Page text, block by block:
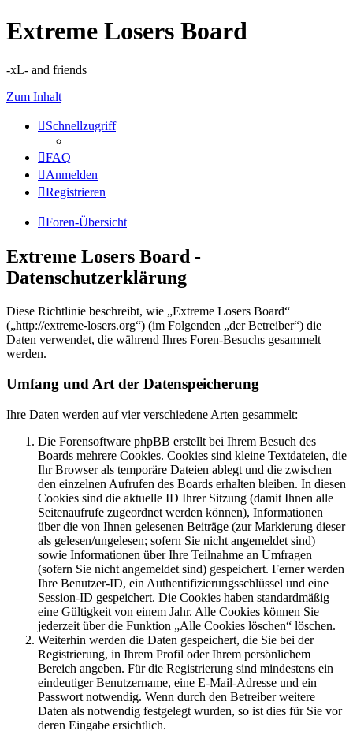
Extreme Losers Board
-xL- and friends
Zum Inhalt
Schnellzugriff
FAQ
Anmelden
Registrieren
Foren-Übersicht
Extreme Losers Board -
Datenschutzerklärung
Diese Richtlinie beschreibt, wie „Extreme Losers Board“
(„http://extreme-losers.org“) (im Folgenden „der Betreiber“) die
Daten verwendet, die während Ihres Foren-Besuchs gesammelt
werden.
Umfang und Art der Datenspeicherung
Ihre Daten werden auf vier verschiedene Arten gesammelt:
Die Forensoftware phpBB erstellt bei Ihrem Besuch des
Boards mehrere Cookies. Cookies sind kleine Textdateien, die
Ihr Browser als temporäre Dateien ablegt und die zwischen
den einzelnen Aufrufen des Boards erhalten bleiben. In diesen
Cookies sind die aktuelle ID Ihrer Sitzung (damit Ihnen alle
Seitenaufrufe zugeordnet werden können), Informationen
über die von Ihnen gelesenen Beiträge (zur Markierung dieser
als gelesen/ungelesen; sofern Sie nicht angemeldet sind)
sowie Informationen über Ihre Teilnahme an Umfragen
(sofern Sie nicht angemeldet sind) gespeichert. Ferner werden
Ihre Benutzer-ID, ein Authentifizierungsschlüssel und eine
Session-ID gespeichert. Die Cookies haben standardmäßig
eine Gültigkeit von einem Jahr. Alle Cookies können Sie
jederzeit über die Funktion „Alle Cookies löschen“ löschen.
Weiterhin werden die Daten gespeichert, die Sie bei der
Registrierung, in Ihrem Profil oder Ihrem persönlichem
Bereich angeben. Für die Registrierung sind mindestens ein
eindeutiger Benutzername, eine E-Mail-Adresse und ein
Passwort notwendig. Wenn durch den Betreiber weitere
Daten als notwendig festgelegt wurden, so ist dies für Sie vor
deren Eingabe ersichtlich.